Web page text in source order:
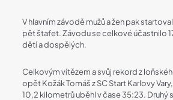
V hlavním závodě mužů a žen pak
pět štafet. Závodu se celkové účastnilo
dětí a dospělých.
Celkovým vítězem a svůj rekord z
opět Kožák Tomáš z SC Start Karlovy
10,2 kilometrů uběhl v čase 35:23. Druhý